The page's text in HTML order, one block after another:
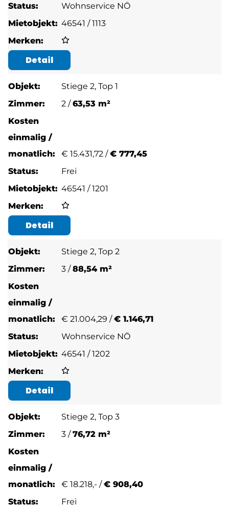
Wohnservice NÖ
46541 / 1113
Detail
Stiege 2, Top 1
2 /63,53 m²
€ 15.431,72 /€ 777,45
Frei
46541 / 1201
Detail
Stiege 2, Top 2
3 /88,54 m²
€ 21.004,29 /€ 1.146,71
Wohnservice NÖ
46541 / 1202
Detail
Stiege 2, Top 3
3 /76,72 m²
€ 18.218,- /€ 908,40
Frei